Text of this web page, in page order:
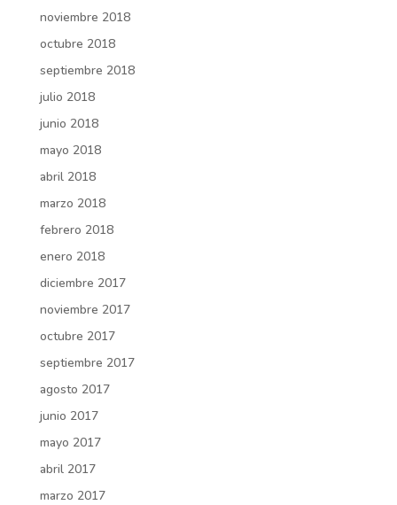
noviembre 2018
octubre 2018
septiembre 2018
julio 2018
junio 2018
mayo 2018
abril 2018
marzo 2018
febrero 2018
enero 2018
diciembre 2017
noviembre 2017
octubre 2017
septiembre 2017
agosto 2017
junio 2017
mayo 2017
abril 2017
marzo 2017